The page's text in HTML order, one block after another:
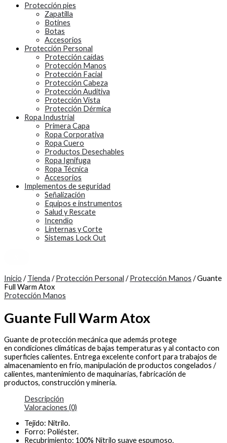
Protección pies
Zapatilla
Botines
Botas
Accesorios
Protección Personal
Protección caídas
Protección Manos
Protección Facial
Protección Cabeza
Protección Auditiva
Protección Vista
Protección Dérmica
Ropa Industrial
Primera Capa
Ropa Corporativa
Ropa Cuero
Productos Desechables
Ropa Ignifuga
Ropa Técnica
Accesorios
Implementos de seguridad
Señalización
Equipos e instrumentos
Salud y Rescate
Incendio
Linternas y Corte
Sistemas Lock Out
Inicio /Tienda /Protección Personal /Protección Manos / Guante
Full Warm Atox
Protección Manos
Guante Full Warm Atox
Guante de protección mecánica que además protege
en condiciones climáticas de bajas temperaturas y al contacto con
superficies calientes. Entrega excelente confort para trabajos de
almacenamiento en frío, manipulación de productos congelados /
calientes, mantenimiento de maquinarias, fabricación de
productos, construcción y minería.
Descripción
Valoraciones (0)
Tejido: Nitrilo.
Forro: Poliéster.
Recubrimiento: 100% Nitrilo suave espumoso.